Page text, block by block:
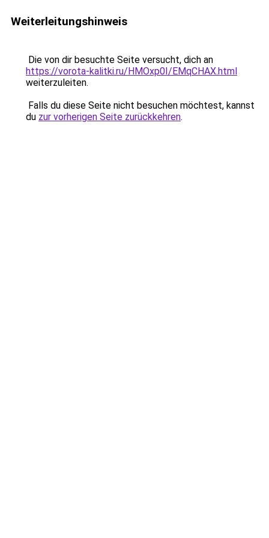
Weiterleitungshinweis
Die von dir besuchte Seite versucht, dich an
https://vorota-kalitki.ru/HMOxp0I/EMqCHAX.html
weiterzuleiten.
Falls du diese Seite nicht besuchen möchtest, kannst
du zur vorherigen Seite zurückkehren.